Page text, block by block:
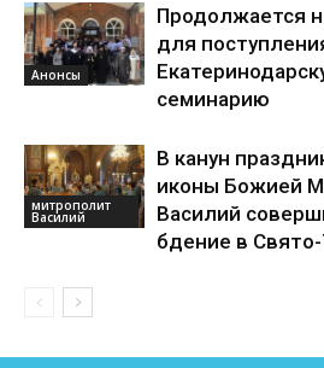
Анонсы
Продолжается
для
семинарию
митрополит
Василий
В канун
иконы Божией
Василий
бдение в